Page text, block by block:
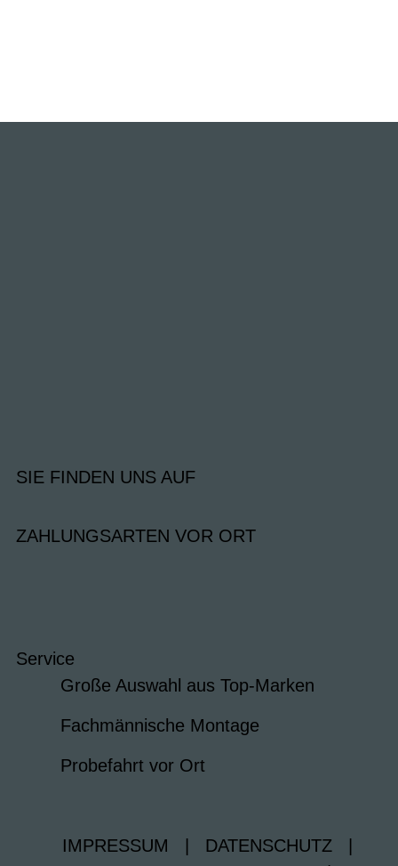
SIE FINDEN UNS AUF
ZAHLUNGSARTEN VOR ORT
Service
Große Auswahl aus Top-Marken
Fachmännische Montage
Probefahrt vor Ort
IMPRESSUM DATENSCHUTZ